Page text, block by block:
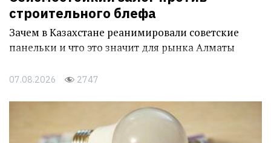
строительного блефа
Зачем в Казахстане реанимировали советские
панельки и что это значит для рынка Алматы
07.08.2026 2747